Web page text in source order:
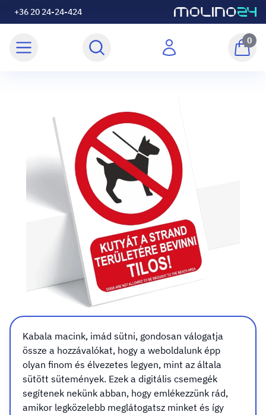
+36 20 24-24-424
0
Kutyát a strand területére
bevinni tilos tábla, matrica
Kivitel
Rögzítés (csak táblához válassz)
Kabala macink, imád sütni, gondosan válogatja
össze a hozzávalókat, hogy a weboldalunk épp
olyan finom és élvezetes legyen, mint az általa
sütött sütemények. Ezek a digitális csemegék
segítenek nekünk abban, hogy emlékezzünk rád,
amikor legközelebb meglátogatsz minket és így